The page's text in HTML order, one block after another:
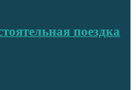
поездка